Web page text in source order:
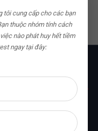
HBR
tôi cung cấp cho các bạn
thuộc nhóm tính cách
nào phát huy hết tiềm
ngay tại đây: